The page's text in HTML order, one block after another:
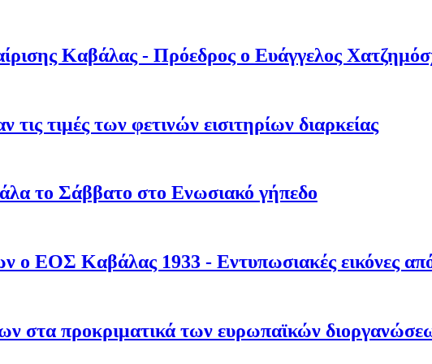
Καβάλας - Πρόεδρος ο Ευάγγελος
τιμές των φετινών εισιτηρίων διαρκείας
το Σάββατο στο Ενωσιακό γήπεδο
ο ΕΟΣ Καβάλας 1933 - Εντυπωσιακές εικόνες
στα προκριματικά των ευρωπαϊκών